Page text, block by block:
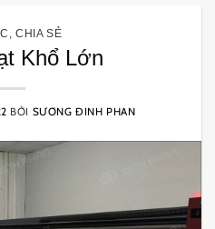
,CHIA SẺ
Khổ Lớn
BỞI SƯƠNG ĐINH PHAN